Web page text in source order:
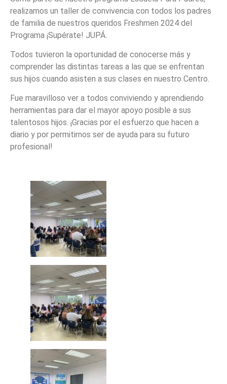
realizamos un taller de convivencia con todos los padres
de familia de nuestros queridos Freshmen 2024 del
Programa ¡Supérate! JUPÁ.
Todos tuvieron la oportunidad de conocerse más y
comprender las distintas tareas a las que se enfrentan
sus hijos cuando asisten a sus clases en nuestro Centro.
Fue maravilloso ver a todos conviviendo y aprendiendo
herramientas para dar el mayor apoyo posible a sus
talentosos hijos. ¡Gracias por el esfuerzo que hacen a
diario y por permitirnos ser de ayuda para su futuro
profesional!